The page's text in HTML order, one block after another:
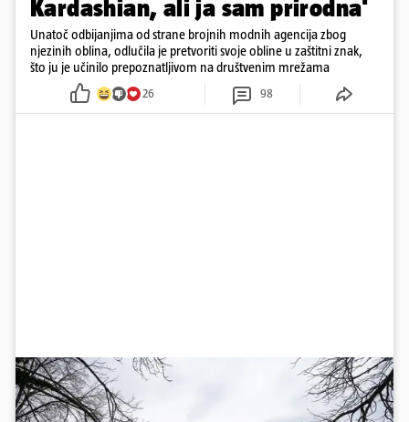
Kardashian, ali ja sam prirodna'
Unatoč odbijanjima od strane brojnih modnih agencija zbog
njezinih oblina, odlučila je pretvoriti svoje obline u zaštitni znak,
što ju je učinilo prepoznatljivom na društvenim mrežama
26 98